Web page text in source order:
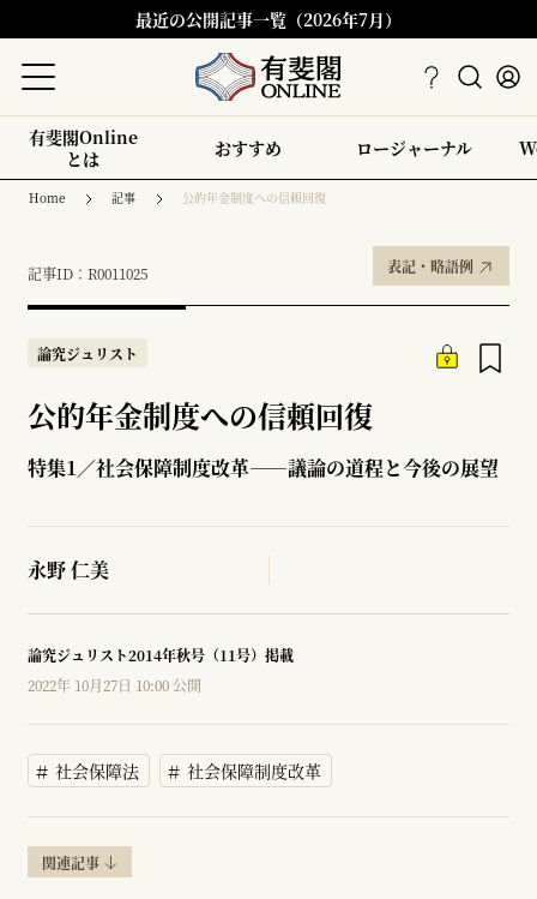
最近の公開記事一覧（2026年7月）
有斐閣Online
とは
おすすめ ロージャーナル
Home 記事 公的年金制度への信頼回復
記事ID：R0011025 表記・略語例
論究ジュリスト
公的年金制度への信頼回復
特集1／社会保障制度改革――議論の道程と今後の展望
永野 仁美
論究ジュリスト2014年秋号（11号）掲載
2022年 10月27日 10:00 公開
社会保障法 社会保障制度改革
関連記事